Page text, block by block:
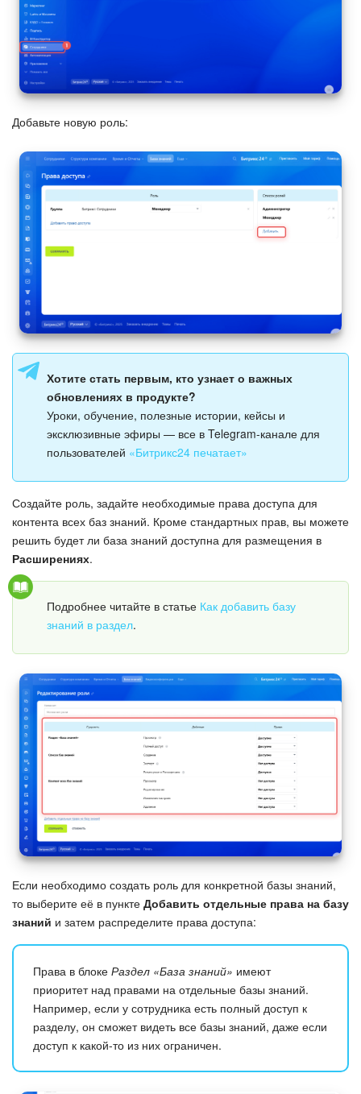
Календарь
Диск
База знаний
Сайты
Интернет-магазин
Складской учет
Почта
Онлайн-запись
Подпись
Маркетинг
Центр продаж
Аналитика
BI Конструктор
Автоматизация
Сотрудники
Бизнес-процессы
Маркетплейс
Настройки
Виджет сотрудника
Телефония
Приложение Битрикс24
Общие вопросы
Битрикс24 в коробке
Добавьте новую роль:
Хотите стать первым, кто узнает о важных
обновлениях в продукте?
Уроки, обучение, полезные истории, кейсы и
эксклюзивные эфиры — все в Telegram-канале для
пользователей «Битрикс24 печатает»
Создайте роль, задайте необходимые права доступа для
контента всех баз знаний. Кроме стандартных прав, вы можете
решить будет ли база знаний доступна для размещения в
Расширениях.
Подробнее читайте в статье Как добавить базу
знаний в раздел.
Если необходимо создать роль для конкретной базы знаний,
то выберите её в пункте Добавить отдельные права на базу
знаний и затем распределите права доступа:
Права в блоке Раздел «База знаний» имеют
приоритет над правами на отдельные базы знаний.
Например, если у сотрудника есть полный доступ к
разделу, он сможет видеть все базы знаний, даже если
доступ к какой-то из них ограничен.